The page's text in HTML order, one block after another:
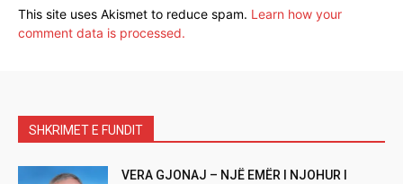
This site uses Akismet to reduce spam. Learn how your
comment data is processed.
SHKRIMET E FUNDIT
VERA GJONAJ – NJË EMËR I NJOHUR I